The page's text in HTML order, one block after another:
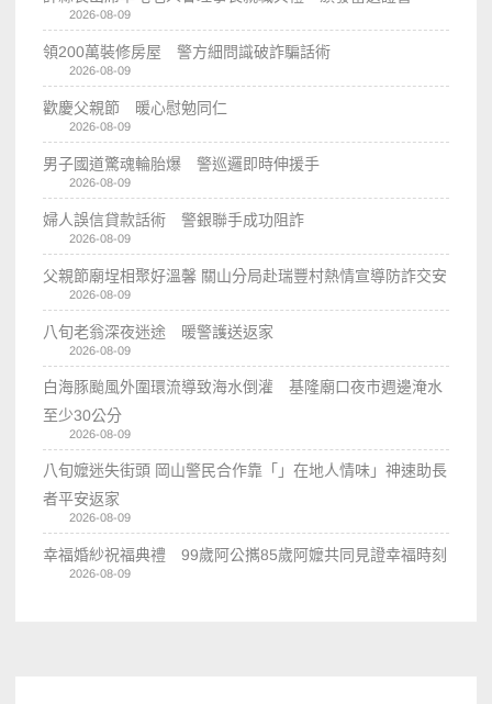
2026-08-09
領200萬裝修房屋 警方細問識破詐騙話術
2026-08-09
歡慶父親節 暖心慰勉同仁
2026-08-09
男子國道驚魂輪胎爆 警巡邏即時伸援手
2026-08-09
婦人誤信貸款話術 警銀聯手成功阻詐
2026-08-09
父親節廟埕相聚好溫馨 關山分局赴瑞豐村熱情宣導防詐交安
2026-08-09
八旬老翁深夜迷途 暖警護送返家
2026-08-09
白海豚颱風外圍環流導致海水倒灌 基隆廟口夜市週邊淹水
至少30公分
2026-08-09
八旬嬤迷失街頭 岡山警民合作靠「」在地人情味」神速助長
者平安返家
2026-08-09
幸福婚紗祝福典禮 99歲阿公𢹂85歲阿嬤共同見證幸福時刻
2026-08-09